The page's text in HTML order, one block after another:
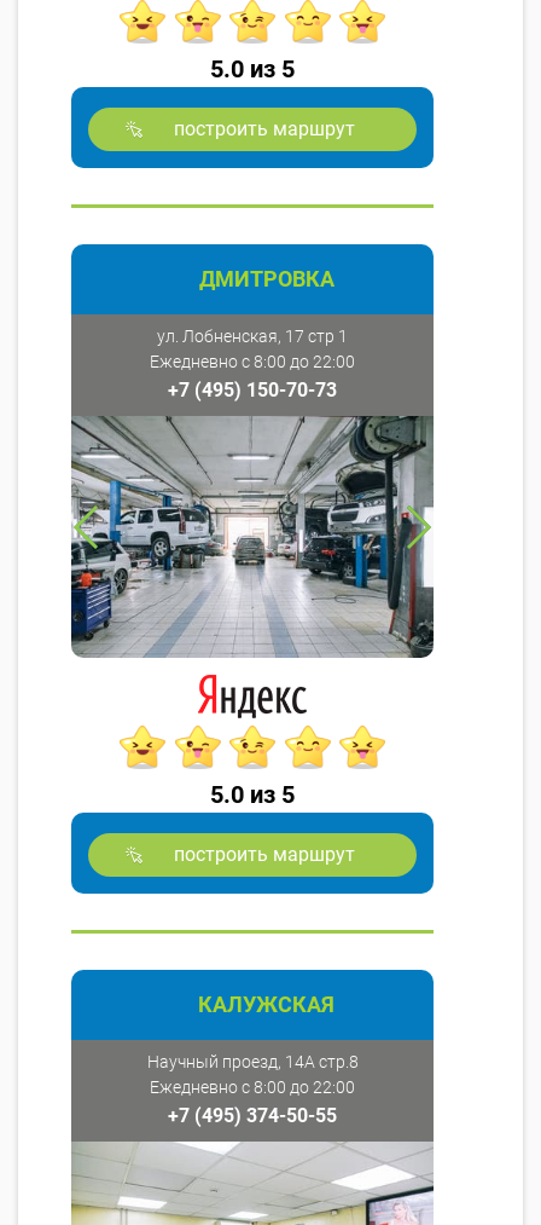
5.0 из 5
построить маршрут
ДМИТРОВКА
ул. Лобненская, 17 стр 1
Ежедневно с 8:00 до 22:00
+7 (495) 150-70-73
5.0 из 5
построить маршрут
КАЛУЖСКАЯ
Научный проезд, 14А стр.8
Ежедневно с 8:00 до 22:00
+7 (495) 374-50-55